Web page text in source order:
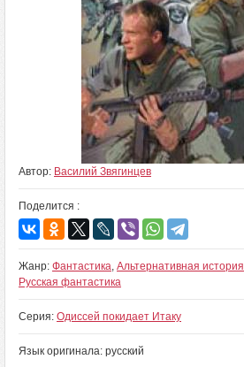
Автор: Василий Звягинцев
Поделится :
Жанр: Фантастика, Альтернативная история
Русская фантастика
Серия: Одиссей покидает Итаку
Язык оригинала: русский